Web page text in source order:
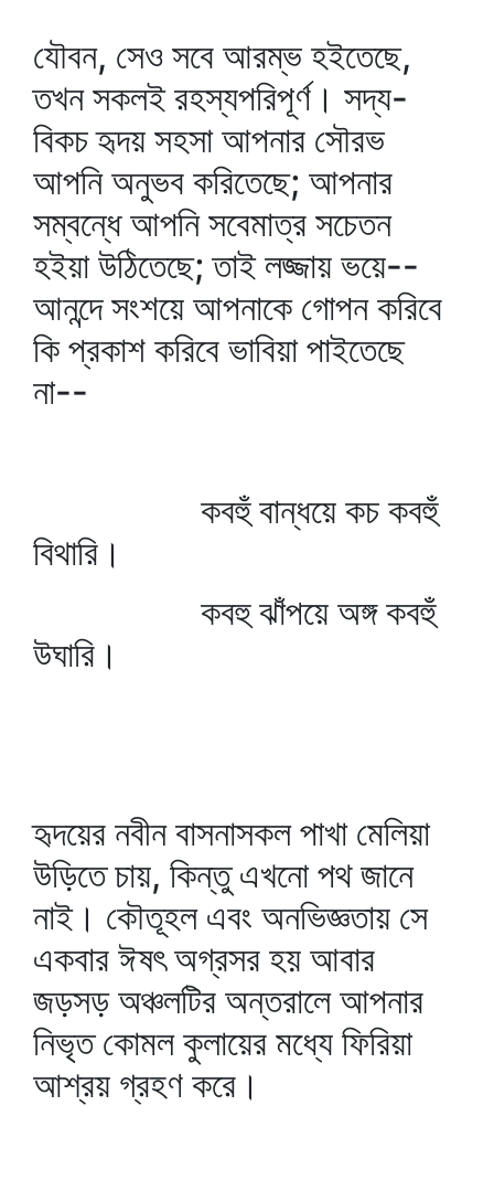
যৌবন, সেও সবে আরম্ভ হইতেছে,
তখন সকলই রহস্যপরিপূর্ণ। সদ্য-
বিকচ হৃদয় সহসা আপনার সৌরভ
আপনি অনুভব করিতেছে; আপনার
সম্বন্ধে আপনি সবেমাত্র সচেতন
হইয়া উঠিতেছে; তাই লজ্জায় ভয়ে--
আনন্দে সংশয়ে আপনাকে গোপন করিবে
কি প্রকাশ করিবে ভাবিয়া পাইতেছে
না--
কবহুঁ বান্ধয়ে কচ কবহুঁ
বিথারি।
কবহু ঝাঁপয়ে অঙ্গ কবহুঁ
উঘারি।
হৃদয়ের নবীন বাসনাসকল পাখা মেলিয়া
উড়িতে চায়, কিন্তু এখনো পথ জানে
নাই। কৌতূহল এবং অনভিজ্ঞতায় সে
একবার ঈষৎ অগ্রসর হয় আবার
জড়সড় অঞ্চলটির অন্তরালে আপনার
নিভৃত কোমল কুলায়ের মধ্যে ফিরিয়া
আশ্রয় গ্রহণ করে।